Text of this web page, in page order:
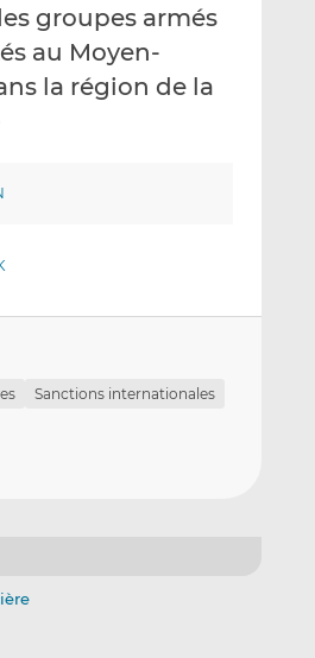
nk
groupes armés
au Moyen-
la région de la
Sanctions internationales